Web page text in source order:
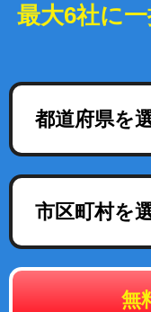
最大6社に
都道府県を
市区町村を
無